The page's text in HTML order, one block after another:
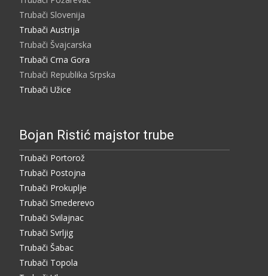
Trubači Slovenija
Trubači Austrija
Trubači Švajcarska
Trubači Crna Gora
Trubači Republika Srpska
Trubači Užice
Bojan Ristić majstor trube
Trubači Portorož
Trubači Postojna
Trubači Prokuplje
Trubači Smederevo
Trubači Svilajnac
Trubači Svrljig
Trubači Šabac
Trubači Topola